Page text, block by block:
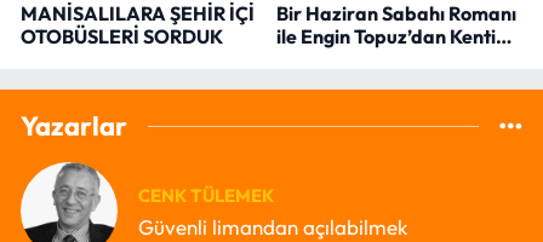
MANİSALILARA ŞEHİR İÇİ
OTOBÜSLERİ SORDUK
Bir Haziran Sabahı Romanı
ile Engin Topuz’dan Kenti
Yazarlar
CENK TÜLEMEK
Güvenli limandan açılabilmek